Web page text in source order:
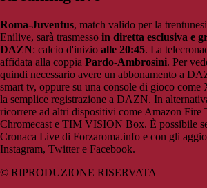
Roma-Juventus, match valido per la
Enilive, sarà trasmesso in diretta esclusiva e
DAZN: calcio d'inizio alle 20:45. La
affidata alla coppia Pardo-Ambrosini. Per
quindi necessario avere un abbonamento a
smart tv, oppure su una console di gioco come
la semplice registrazione a DAZN. In
ricorrere ad altri dispositivi come Amazon
Chromecast e TIM VISION Box. È possibile
Cronaca Live di Forzaroma.info e con gli
Instagram, Twitter e Facebook.
© RIPRODUZIONE RISERVATA